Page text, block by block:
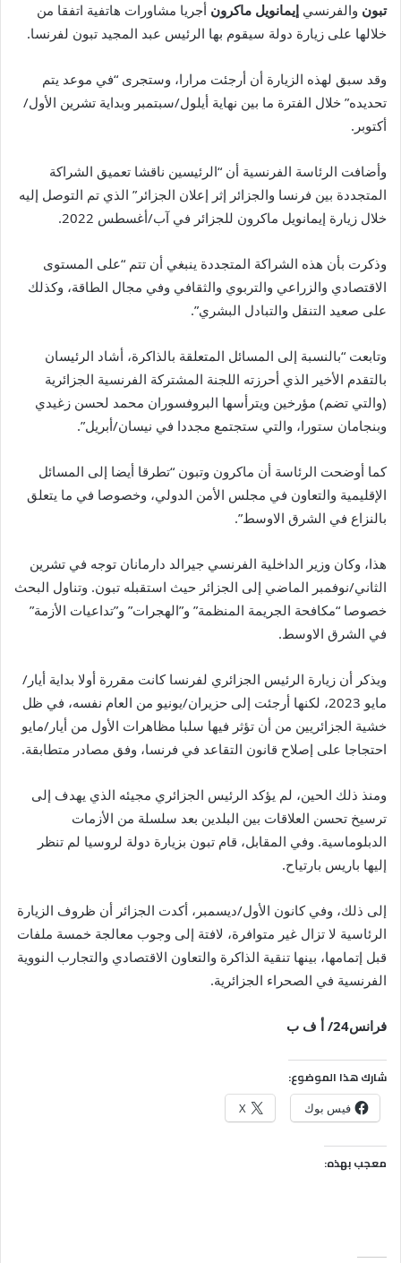
تبون والفرنسي إيمانويل ماكرون أجريا مشاورات هاتفية اتفقا من
خلالها على زيارة دولة سيقوم بها الرئيس عبد المجيد تبون لفرنسا.
وقد سبق لهذه الزيارة أن أرجئت مرارا، وستجرى “في موعد يتم
تحديده” خلال الفترة ما بين نهاية أيلول/سبتمبر وبداية تشرين الأول/
أكتوبر.
وأضافت الرئاسة الفرنسية أن “الرئيسين ناقشا تعميق الشراكة
المتجددة بين فرنسا والجزائر إثر إعلان الجزائر” الذي تم التوصل إليه
خلال زيارة إيمانويل ماكرون للجزائر في آب/أغسطس 2022.
وذكرت بأن هذه الشراكة المتجددة ينبغي أن تتم “على المستوى
الاقتصادي والزراعي والتربوي والثقافي وفي مجال الطاقة، وكذلك
على صعيد التنقل والتبادل البشري”.
وتابعت “بالنسبة إلى المسائل المتعلقة بالذاكرة، أشاد الرئيسان
بالتقدم الأخير الذي أحرزته اللجنة المشتركة الفرنسية الجزائرية
(والتي تضم) مؤرخين ويترأسها البروفسوران محمد لحسن زغيدي
وبنجامان ستورا، والتي ستجتمع مجددا في نيسان/أبريل”.
كما أوضحت الرئاسة أن ماكرون وتبون “تطرقا أيضا إلى المسائل
الإقليمية والتعاون في مجلس الأمن الدولي، وخصوصا في ما يتعلق
بالنزاع في الشرق الاوسط”.
هذا، وكان وزير الداخلية الفرنسي جيرالد دارمانان توجه في تشرين
الثاني/نوفمبر الماضي إلى الجزائر حيث استقبله تبون. وتناول البحث
خصوصا “مكافحة الجريمة المنظمة” و”الهجرات” و”تداعيات الأزمة”
في الشرق الاوسط.
ويذكر أن زيارة الرئيس الجزائري لفرنسا كانت مقررة أولا بداية أيار/
مايو 2023، لكنها أرجئت إلى حزيران/يونيو من العام نفسه، في ظل
خشية الجزائريين من أن تؤثر فيها سلبا مظاهرات الأول من أيار/مايو
احتجاجا على إصلاح قانون التقاعد في فرنسا، وفق مصادر متطابقة.
ومنذ ذلك الحين، لم يؤكد الرئيس الجزائري مجيئه الذي يهدف إلى
ترسيخ تحسن العلاقات بين البلدين بعد سلسلة من الأزمات
الدبلوماسية. وفي المقابل، قام تبون بزيارة دولة لروسيا لم تنظر
إليها باريس بارتياح.
إلى ذلك، وفي كانون الأول/ديسمبر، أكدت الجزائر أن ظروف الزيارة
الرئاسية لا تزال غير متوافرة، لافتة إلى وجوب معالجة خمسة ملفات
قبل إتمامها، بينها تنقية الذاكرة والتعاون الاقتصادي والتجارب النووية
الفرنسية في الصحراء الجزائرية.
فرانس24/ أ ف ب
شارك هذا الموضوع:
فيس بوك X
معجب بهذه: